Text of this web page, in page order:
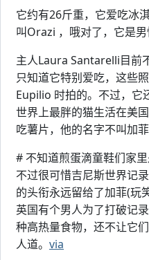
它约有26斤重，它爱吃冰
叫Orazi ，哦对了，它是男
主人Laura Santarelli目前
只知道它特别爱吃，这些
Eupilio 时拍的。不过，它
世界上最胖的猫生活在美
吃薯片，他的名字不叫加菲
# 不知道煎蛋滴童鞋们家
不过很可惜吉尼斯世界记
的头衔永远留给了加菲(玩
英国有个男人为了打破记
种高热量食物，还不让它
人道。 via